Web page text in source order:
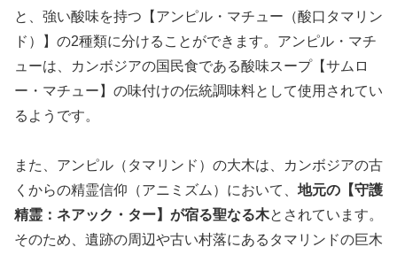
と、強い酸味を持つ【アンピル・マチュー（酸口タマリン
ド）】の2種類に分けることができます。アンピル・マチ
ューは、カンボジアの国民食である酸味スープ【サムロ
ー・マチュー】の味付けの伝統調味料として使用されてい
るようです。
また、アンピル（タマリンド）の大木は、カンボジアの古
くからの精霊信仰（アニミズム）において、 地元の【守護
精霊：ネアック・ター】が宿る聖なる木とされています。
そのため、遺跡の周辺や古い村落にあるタマリンドの巨木